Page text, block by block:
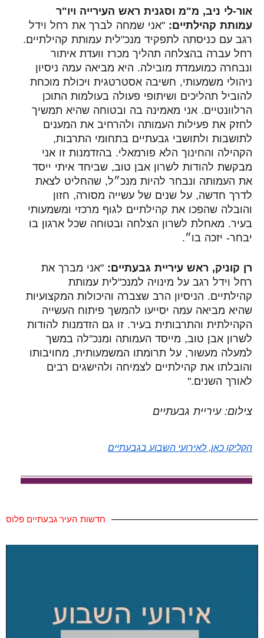
אור-לי ניב, מ"מ וסגנית ראש העירייה ויו"ר
עמותת קהילתיים: "אני שמחה לברך את רחל וידל
רגב עם כניסתה לתפקיד מנכ"לית עמותת קהילתיים.
רחל עברה בהצלחה תהליך מכרז וועדת איתור
ונבחרה כמועמדת מובילה. היא מביאה עמה ניסיון
ניהולי משמעותי, חשיבה אסטרטגית ויכולת מוכחת
להוביל תהליכים ושיתופי פעולה בעולמות התוכן
הרלוונטיים. אני מאמינה בה ובטוחה שהיא תמשיך
לחזק את פעילות העמותה ולהרחיב את המענים
לתושבות ולתושבי גבעתיים בתחומי התרבות,
הקהילה והחינוך הלא פורמאלי. בהזדמנות זו אני
מבקשת להודות לשרון אבן טוב, שביחד איתי ייסד
את העמותה ונבחר להיות מנכ״ל, שהחליט לצאת
לדרך חדשה, על שנים של עשייה מסורה, חזון
והובלה שהפכו את קהילתיים לגוף מרכזי ומשמעותי
בעיר. מאחלת לשרון הצלחה ובטוחה שכל ארגון בו
יבחר- יזכה בו״.
רן קוניק, ראש עיריית גבעתיים: "אני מברך את
רחל וידל רגב על מינויה למנכ"לית עמותת
קהילתיים. הניסיון הרב שצברה והיכולות המקצועיות
שהיא מביאה עמה יסייעו להמשך פיתוח העשייה
הקהילתית והתרבותית בעיר. זו גם הזדמנות להודות
לשרון אבן טוב, מייסד העמותה ומנכ"לה במשך
למעלה מעשור, על תרומתו המשמעותית, מחויבותו
והובלתו את קהילתיים לצמיחה ולהישגים רבים
לאורך השנים."
צילום: עיריית גבעתיים
הקליקו כאן, לאירועי השבוע בגבעתיים
חדשות העיר גבעתיים פלוס